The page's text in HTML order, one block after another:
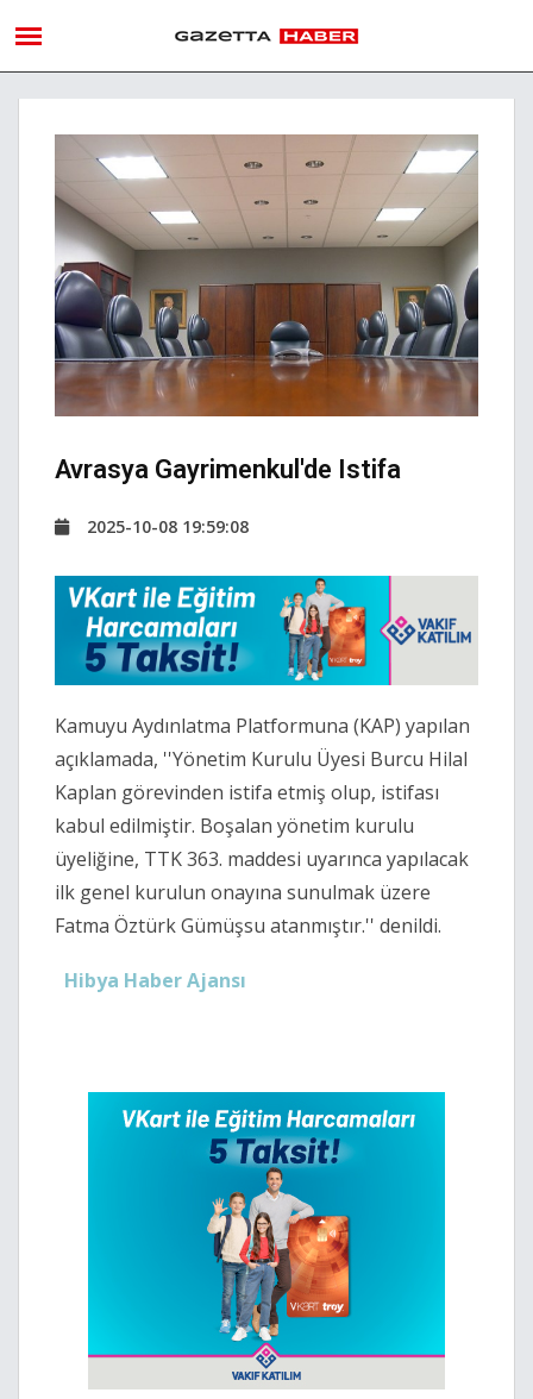
Avrasya Gayrimenkul'de Istifa
2025-10-08 19:59:08
Kamuyu Aydınlatma Platformuna (KAP) yapılan
açıklamada, ''Yönetim Kurulu Üyesi Burcu Hilal
Kaplan görevinden istifa etmiş olup, istifası
kabul edilmiştir. Boşalan yönetim kurulu
üyeliğine, TTK 363. maddesi uyarınca yapılacak
ilk genel kurulun onayına sunulmak üzere
Fatma Öztürk Gümüşsu atanmıştır.'' denildi.
Hibya Haber Ajansı